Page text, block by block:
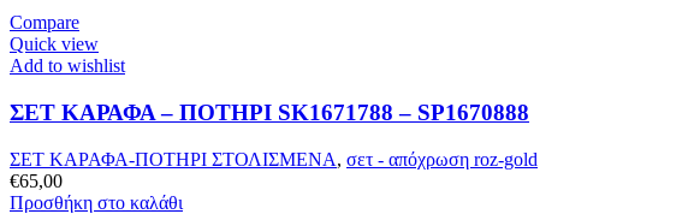
Compare
Quick view
Add to wishlist
ΣΕΤ ΚΑΡΑΦΑ – ΠΟΤΗΡΙ SK1671788 – SP1670888
ΣΕΤ ΚΑΡΑΦΑ-ΠΟΤΗΡΙ ΣΤΟΛΙΣΜΕΝΑ, σετ - απόχρωση roz-gold
€65,00
Προσθήκη στο καλάθι